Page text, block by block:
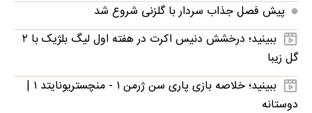
پیش فصل جذاب سردار با گلزنی شروع شد
ببینید؛ درخشش دنیس اکرت در هفته اول لیگ بلژیک با ۲
گل زیبا
ببینید؛ خلاصه بازی پاری سن ژرمن ۱ - منچستریونایتد ۱ |
دوستانه